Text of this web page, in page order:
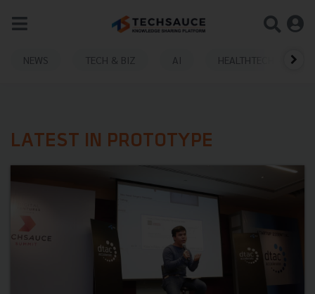
NEWS TECH & BIZ AI HEALTHTECH
LATEST IN PROTOTYPE